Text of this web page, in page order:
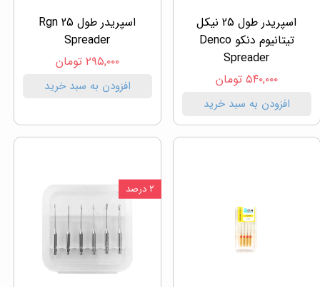
اسپریدر طول 25 نیکل
تیتانیوم دنکو Denco
Spreader
۵۴۰,۰۰۰ تومان
افزودن به سبد خرید
اسپریدر طول 25 Rgn
Spreader
۲۹۵,۰۰۰ تومان
افزودن به سبد خرید
۲ درصد